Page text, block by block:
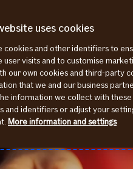
ir negalėsime Jūsų
aplikacija "If Mobile".
pirmadienį būtinai su Jumis
uses cookies
cookies and other identifiers to
user visits and to customise
our own cookies and third-party
that we and our business
information we collect with
and identifiers or adjust your
More information and settings